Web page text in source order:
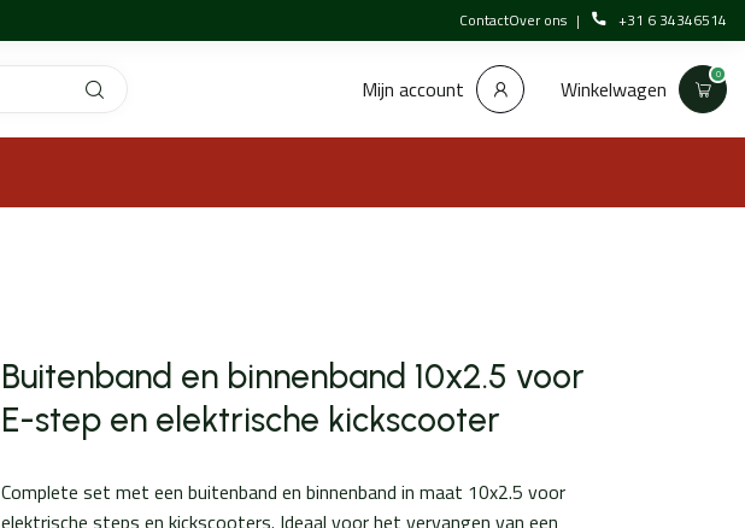
ContactOver ons +31 6 34346514
Mijn account Winkelwagen 0
Buitenband en binnenband 10x2.5 voor
E-step en elektrische kickscooter
Complete set met een buitenband en binnenband in maat 10x2.5 voor
elektrische steps en kickscooters. Ideaal voor het vervangen van een